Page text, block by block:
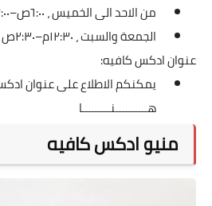
من الاحد الى الخميس ، ٦:٠٠ص–٢:٠٠ص
الجمعة والسبت ، ١٢:٣٠م–٢:٣٠ص
عنوان ادكس كافيه:
يمكنكم الاطلاع على عنوان
هــــــــــنـــــــــا
منيو ادكس كافيه